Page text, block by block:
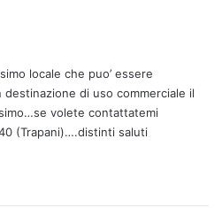
locale che puo’ essere
di uso commerciale il
volete contattatemi
(Trapani)….distinti saluti